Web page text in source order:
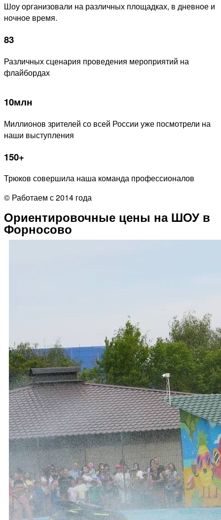
Шоу организовали на различных площадках, в дневное и
ночное время.
83
Различных сценария проведения мероприятий на
флайбордах
10млн
Миллионов зрителей со всей России уже посмотрели на
наши выступления
150+
Трюков совершила наша команда профессионалов
© Работаем с 2014 года
Ориентировочные цены на ШОУ в
Форносово